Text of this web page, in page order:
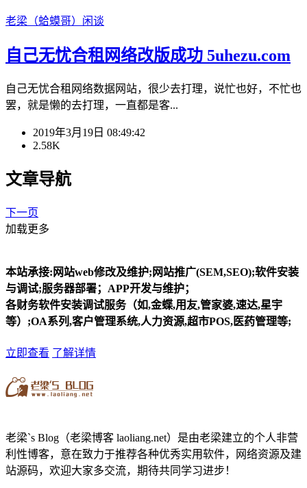
老梁（蛤蟆哥） 闲谈
自己无忧合租网络改版成功 5uhezu.com
自己无忧合租网络数据网站，很少去打理，说忙也好，不忙也
罢，就是懒的去打理，一直都是客...
2019年3月19日 08:49:42
2.58K
文章导航
下一页
加载更多
本站承接:网站web修改及维护;网站推广(SEM,SEO);软件安装
与调试;服务器部署；APP开发与维护；
各财务软件安装调试服务（如,金蝶,用友,管家婆,速达,星宇
等）;OA系列,客户管理系统,人力资源,超市POS,医药管理等;
立即查看 了解详情
老梁`s Blog（老梁博客 laoliang.net）是由老梁建立的个人非营
利性博客，意在致力于推荐各种优秀实用软件，网络资源及建
站源码，欢迎大家多交流，期待共同学习进步！